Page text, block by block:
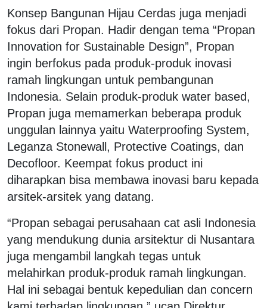
Konsep Bangunan Hijau Cerdas juga menjadi
fokus dari Propan. Hadir dengan tema “Propan
Innovation for Sustainable Design”, Propan
ingin berfokus pada produk-produk inovasi
ramah lingkungan untuk pembangunan
Indonesia. Selain produk-produk water based,
Propan juga memamerkan beberapa produk
unggulan lainnya yaitu Waterproofing System,
Leganza Stonewall, Protective Coatings, dan
Decofloor. Keempat fokus product ini
diharapkan bisa membawa inovasi baru kepada
arsitek-arsitek yang datang.
“Propan sebagai perusahaan cat asli Indonesia
yang mendukung dunia arsitektur di Nusantara
juga mengambil langkah tegas untuk
melahirkan produk-produk ramah lingkungan.
Hal ini sebagai bentuk kepedulian dan concern